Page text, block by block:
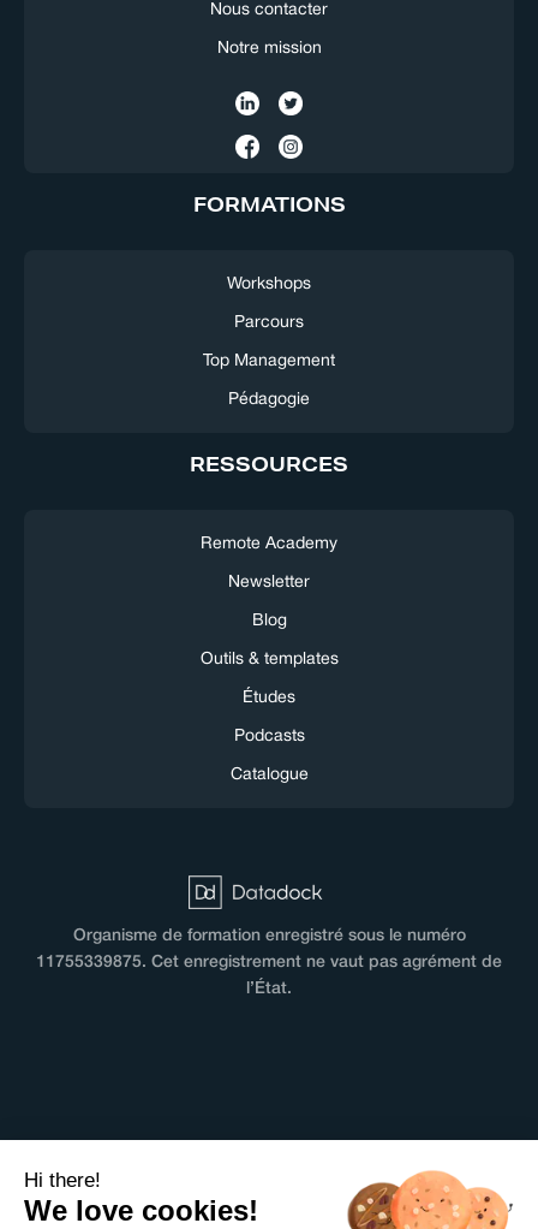
Nous contacter
Notre mission
FORMATIONS
Workshops
Parcours
Top Management
Pédagogie
RESSOURCES
Remote Academy
Newsletter
Blog
Outils & templates
Études
Podcasts
Catalogue
Organisme de formation enregistré sous le numéro
11755339875. Cet enregistrement ne vaut pas agrément de
l’État.
Mentions légales
Hi there!
We love cookies!